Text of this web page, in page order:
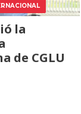
la
de CGLU